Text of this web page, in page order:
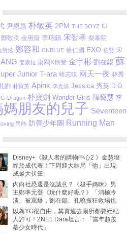
尹恩惠 朴敏英 2PM THE BOYZ
IU
鄭敬淏 金惠奫 李瑞鎮 宋智孝 梨泰院
所炫 鄭容和 CNBLUE 徐仁國 EXO 伯賢 宋
姜素拉 財閥X刑警 金宇彬 劉在錫 蘇
Junior T-ara 韓志旼 兩天一夜 林秀
劉 朴寶英 Apink 李光洙 Jessica 秀英 D.O.
G-Dragon 朴寶劍 Wonder Girls 韓藝瑟 李
媽朋友的兒子 Seventeen
異能 防彈少年團 Running Man
Disney+《殺人者的購物中心2 》金慧埈
終於成代表！下周迎大結局「他」出現
成最大伏筆
內向社恐還是沒誠意？《殺手媽咪》男
主鄭準元登《玩什麼好呢？》「消極冷
淡」被罵爆，劉在錫、孔曉振狂救場也
動
以為YG很自由，其實連去廁所都要經紀
人許可！2NE1 Dara坦言：「當年超羨
慕少女時代」